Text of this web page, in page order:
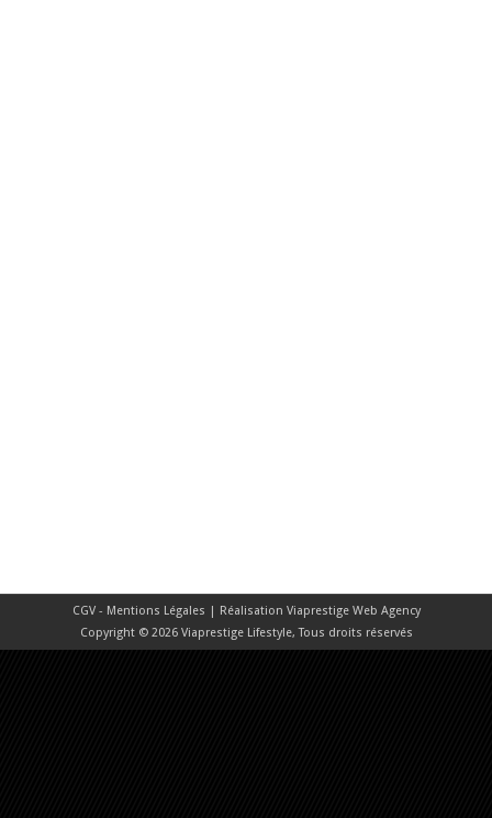
CGV - Mentions Légales | Réalisation Viaprestige Web Agency
Copyright © 2026 Viaprestige Lifestyle, Tous droits réservés